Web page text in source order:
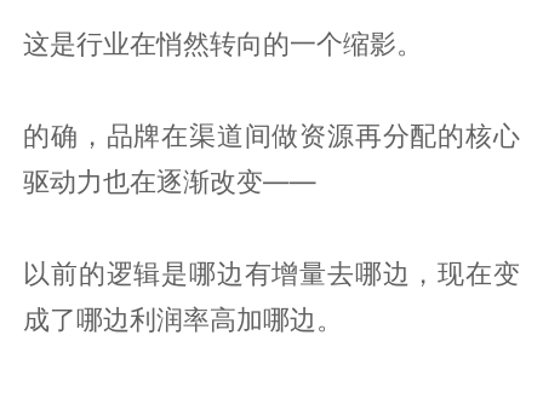
这是行业在悄然转向的一个缩影。
的确，品牌在渠道间做资源再分配的核心
驱动力也在逐渐改变——
以前的逻辑是哪边有增量去哪边，现在变
成了哪边利润率高加哪边。